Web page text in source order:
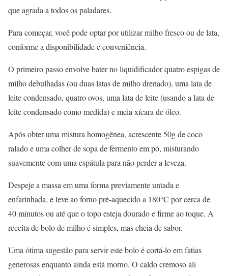
que agrada a todos os paladares.
Para começar, você pode optar por utilizar milho fresco ou de lata,
conforme a disponibilidade e conveniência.
O primeiro passo envolve bater no liquidificador quatro espigas de
milho debulhadas (ou duas latas de milho drenado), uma lata de
leite condensado, quatro ovos, uma lata de leite (usando a lata de
leite condensado como medida) e meia xícara de óleo.
Após obter uma mistura homogênea, acrescente 50g de coco
ralado e uma colher de sopa de fermento em pó, misturando
suavemente com uma espátula para não perder a leveza.
Despeje a massa em uma forma previamente untada e
enfarinhada, e leve ao forno pré-aquecido a 180°C por cerca de
40 minutos ou até que o topo esteja dourado e firme ao toque. A
receita de bolo de milho é simples, mas cheia de sabor.
Uma ótima sugestão para servir este bolo é cortá-lo em fatias
generosas enquanto ainda está morno. O caldo cremoso ali